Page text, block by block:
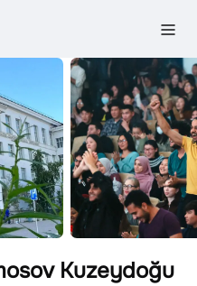
Kuzeydoğu